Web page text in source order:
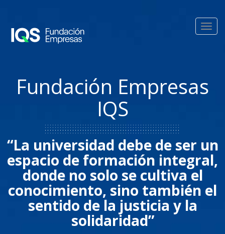
Fundación Empresas
IQS
“La universidad debe de ser un
espacio de formación integral,
donde no solo se cultiva el
conocimiento, sino también el
sentido de la justicia y la
solidaridad”